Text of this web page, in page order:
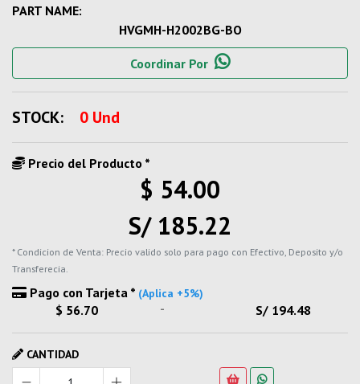
PART NAME:
HVGMH-H2002BG-BO
Coordinar Por
STOCK: 0 Und
Precio del Producto *
$ 54.00
S/ 185.22
* Condicion de Venta: Precio valido solo para pago con Efectivo, Deposito y/o
Transferecia.
Pago con Tarjeta * (Aplica +5%)
$ 56.70 - S/ 194.48
CANTIDAD